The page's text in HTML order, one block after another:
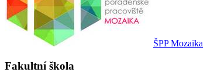
ŠPP Mozaika
Fakultní škola